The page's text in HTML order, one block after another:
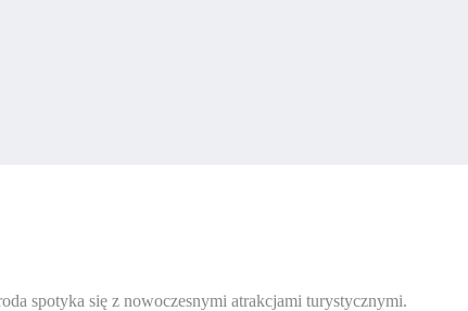
spotyka się z nowoczesnymi atrakcjami turystycznymi.